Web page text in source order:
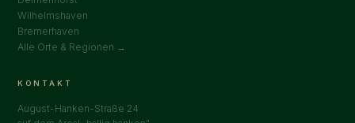
Wilhelmshaven
Bremerhaven
Alle Orte & Regionen →
KONTAKT
August-Hanken-Straße 24